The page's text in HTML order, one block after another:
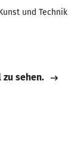
und Technik
zu sehen.